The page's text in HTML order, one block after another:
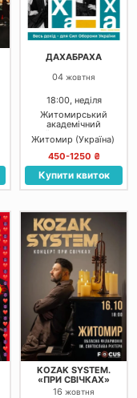
ДАХАБРАХА
04жовтня
18:00, неділя
Житомирський
академічний
український музично-
драматичний театр
Івана Кочерги
Житомир (Україна)
450-1250 ₴
Купити квиток
KOZAK SYSTEM.
«ПРИ СВІЧКАХ»
16жовтня